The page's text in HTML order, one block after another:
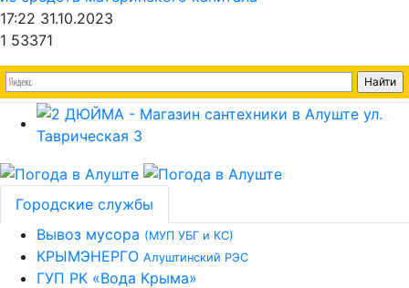
17:22 31.10.2023
1 53371
Городские службы
Вывоз мусора (МУП УБГ и КС)
КРЫМЭНЕРГО Алуштинский РЭС
ГУП РК «Вода Крыма»